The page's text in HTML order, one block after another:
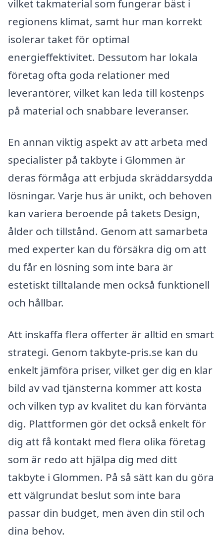
vilket takmaterial som fungerar bäst i
regionens klimat, samt hur man korrekt
isolerar taket för optimal
energieffektivitet. Dessutom har lokala
företag ofta goda relationer med
leverantörer, vilket kan leda till kostenps
på material och snabbare leveranser.
En annan viktig aspekt av att arbeta med
specialister på takbyte i Glommen är
deras förmåga att erbjuda skräddarsydda
lösningar. Varje hus är unikt, och behoven
kan variera beroende på takets Design,
ålder och tillstånd. Genom att samarbeta
med experter kan du försäkra dig om att
du får en lösning som inte bara är
estetiskt tilltalande men också funktionell
och hållbar.
Att inskaffa flera offerter är alltid en smart
strategi. Genom takbyte-pris.se kan du
enkelt jämföra priser, vilket ger dig en klar
bild av vad tjänsterna kommer att kosta
och vilken typ av kvalitet du kan förvänta
dig. Plattformen gör det också enkelt för
dig att få kontakt med flera olika företag
som är redo att hjälpa dig med ditt
takbyte i Glommen. På så sätt kan du göra
ett välgrundat beslut som inte bara
passar din budget, men även din stil och
dina behov.